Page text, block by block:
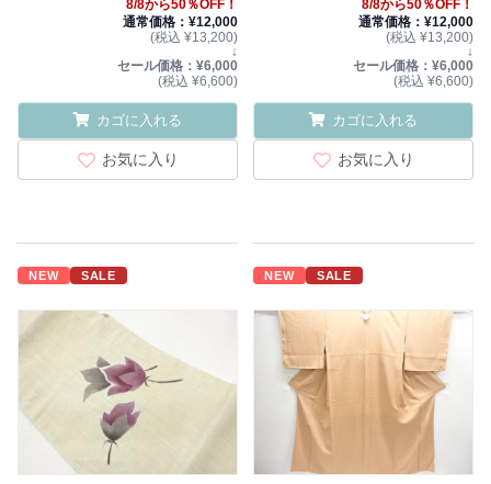
8/8から50％OFF！
通常価格：¥12,000
(税込 ¥13,200)
↓
セール価格：¥6,000
(税込 ¥6,600)
カゴに入れる
お気に入り
8/8から50％OFF！
通常価格：¥12,000
(税込 ¥13,200)
↓
セール価格：¥6,000
(税込 ¥6,600)
カゴに入れる
お気に入り
NEW SALE NEW SALE